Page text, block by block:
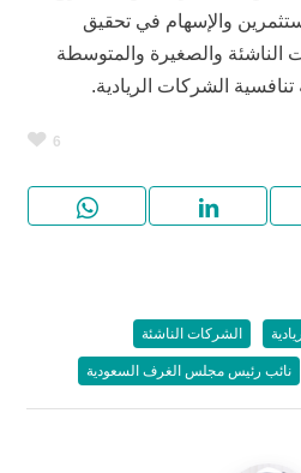
والإسهام في تحقيق
الناشئة والصغيرة والمتوسطة
الشركات الريادية.
6
الشركات الناشئة
نائب رئيس مجلس الغرف السعودية